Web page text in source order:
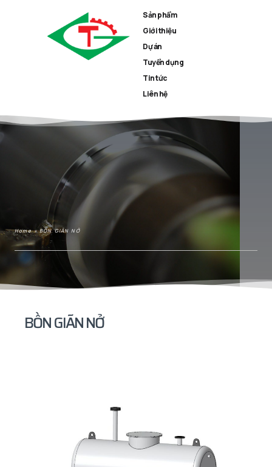
Sản phẩm
Giới thiệu
Dự án
Tuyển dụng
Tin tức
Liên hệ
Home»BỒN GIÃN NỞ
BỒN GIÃN NỞ